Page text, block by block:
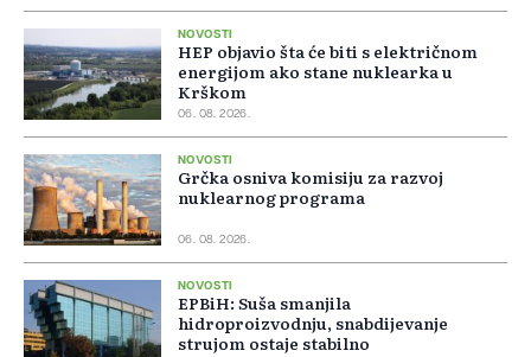
NOVOSTI
HEP objavio šta će biti s električnom
energijom ako stane nuklearka u
Krškom
06. 08. 2026.
NOVOSTI
Grčka osniva komisiju za razvoj
nuklearnog programa
06. 08. 2026.
NOVOSTI
EPBiH: Suša smanjila
hidroproizvodnju, snabdijevanje
strujom ostaje stabilno